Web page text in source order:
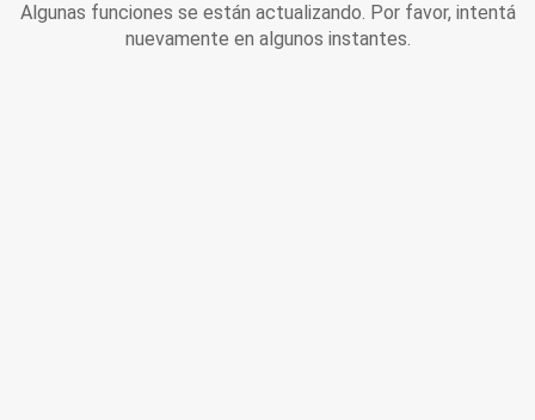
Algunas funciones se están actualizando. Por favor, intentá
nuevamente en algunos instantes.